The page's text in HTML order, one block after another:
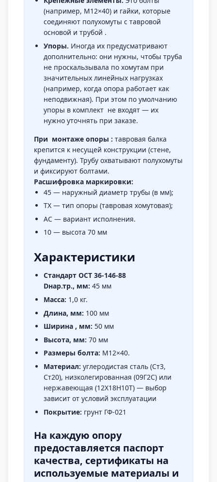
(например, М12×40) и гайки, которые
соединяют полухомуты с тавровой
основой и трубой .
Упоры. Иногда их предусматривают
дополнительно: они нужны, чтобы труба
не проскальзывала по хомутам при
значительных линейных нагрузках
(например, когда опора работает как
неподвижная). При этом по умолчанию
упоры в комплект не входят — их
нужно уточнять при заказе.
При монтаже опоры : тавровая балка
крепится к несущей конструкции (стене,
фундаменту). Трубу охватывают полухомуты
и фиксируют болтами.
Расшифровка маркировки:
45 — наружный диаметр трубы (в мм);
ТХ — тип опоры (тавровая хомутовая);
АС — вариант исполнения.
10 — высота 70 мм
Характеристики
Стандарт ОСТ 36-146-88
Dнар.тр., мм: 45 мм
Масса: 1,0 кг.
Длина, мм: 100 мм
Ширина , мм: 50 мм
Высота, мм: 70 мм
Размеры болта: М12×40.
Материал: углеродистая сталь (Ст3,
Ст20), низколегированная (09Г2С) или
нержавеющая (12Х18Н10Т) — выбор
зависит от условий эксплуатации
Покрытие: грунт ГФ-021
На каждую опору
предоставляется паспорт
качества, сертификаты на
используемые материалы и